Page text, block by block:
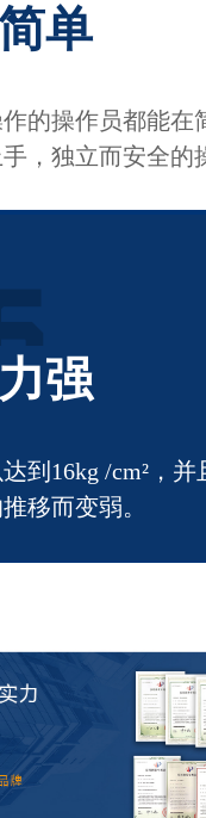
单
的操作员都能在
，独立而安全的
强
到16kg /cm²，并
移而变弱。